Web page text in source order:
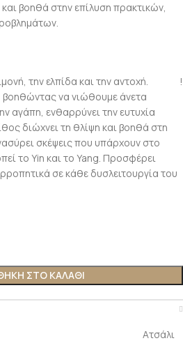
βοηθά στην επίλυση πρακτικών,
!
την ελπίδα και την αντοχή.
να νιώθουμε άνετα
αγάπη, ενθαρρύνει την ευτυχία
διώχνει τη θλίψη και βοηθά στη
σκέψεις που υπάρχουν στο
το Yin και το Yang. Προσφέρει
σε κάθε δυσλειτουργία του
ΣΤΟ ΚΑΛΆΘΙ
Ατσάλι